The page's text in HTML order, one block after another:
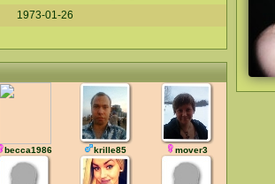
1973-01-26
becca1986 krille85 mover3